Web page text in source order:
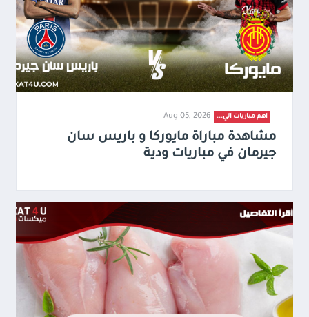
اهم مباريات الي... Aug 05, 2026
مشاهدة مباراة مايوركا و باريس سان
جيرمان في مباريات ودية